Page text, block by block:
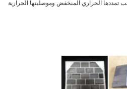
تمددها الحراري المنخفض وموصليتها الحرارية